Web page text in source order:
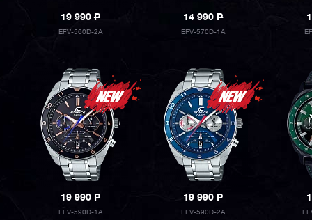
19 990P
EFV-560D-2A
14 990P
EFV-570D-1A
19 990P
EFV-590D-1A
19 990P
EFV-590D-2A